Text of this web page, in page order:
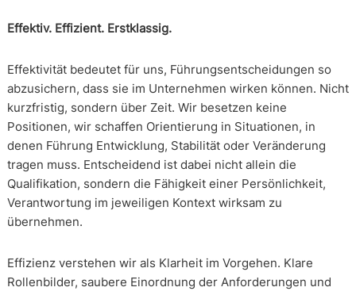
Effektiv. Effizient. Erstklassig.
Effektivität bedeutet für uns, Führungsentscheidungen so
abzusichern, dass sie im Unternehmen wirken können. Nicht
kurzfristig, sondern über Zeit. Wir besetzen keine
Positionen, wir schaffen Orientierung in Situationen, in
denen Führung Entwicklung, Stabilität oder Veränderung
tragen muss. Entscheidend ist dabei nicht allein die
Qualifikation, sondern die Fähigkeit einer Persönlichkeit,
Verantwortung im jeweiligen Kontext wirksam zu
übernehmen.
Effizienz verstehen wir als Klarheit im Vorgehen. Klare
Rollenbilder, saubere Einordnung der Anforderungen und